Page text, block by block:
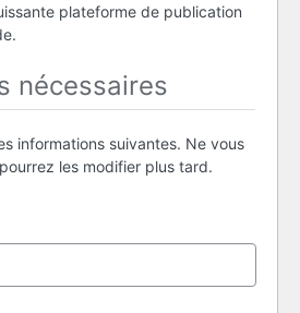
plateforme de publication
nécessaires
informations suivantes. Ne vous
les modifier plus tard.